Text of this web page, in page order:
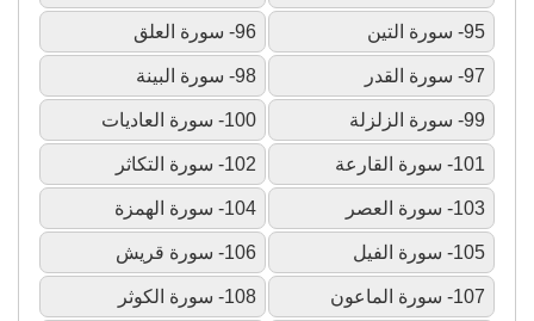
95- سورة التين 96- سورة العلق
97- سورة القدر 98- سورة البينة
99- سورة الزلزلة 100- سورة العاديات
101- سورة القارعة 102- سورة التكاثر
103- سورة العصر 104- سورة الهمزة
105- سورة الفيل 106- سورة قريش
107- سورة الماعون 108- سورة الكوثر